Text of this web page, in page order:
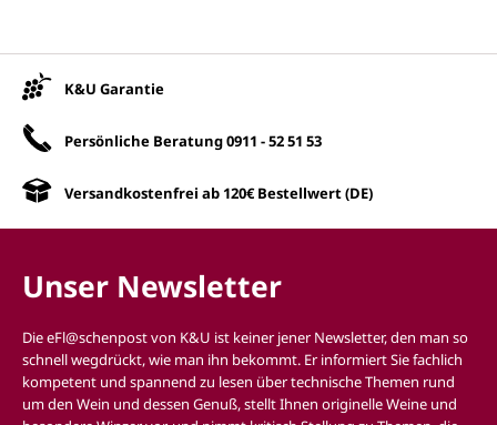
K&U Garantie
Persönliche Beratung0911 - 52 51 53
Versandkostenfrei ab 120€ Bestellwert (DE)
Unser Newsletter
Die eFl@schenpost von K&U ist keiner jener Newsletter, den man so
schnell wegdrückt, wie man ihn bekommt. Er informiert Sie fachlich
kompetent und spannend zu lesen über technische Themen rund
um den Wein und dessen Genuß, stellt Ihnen originelle Weine und